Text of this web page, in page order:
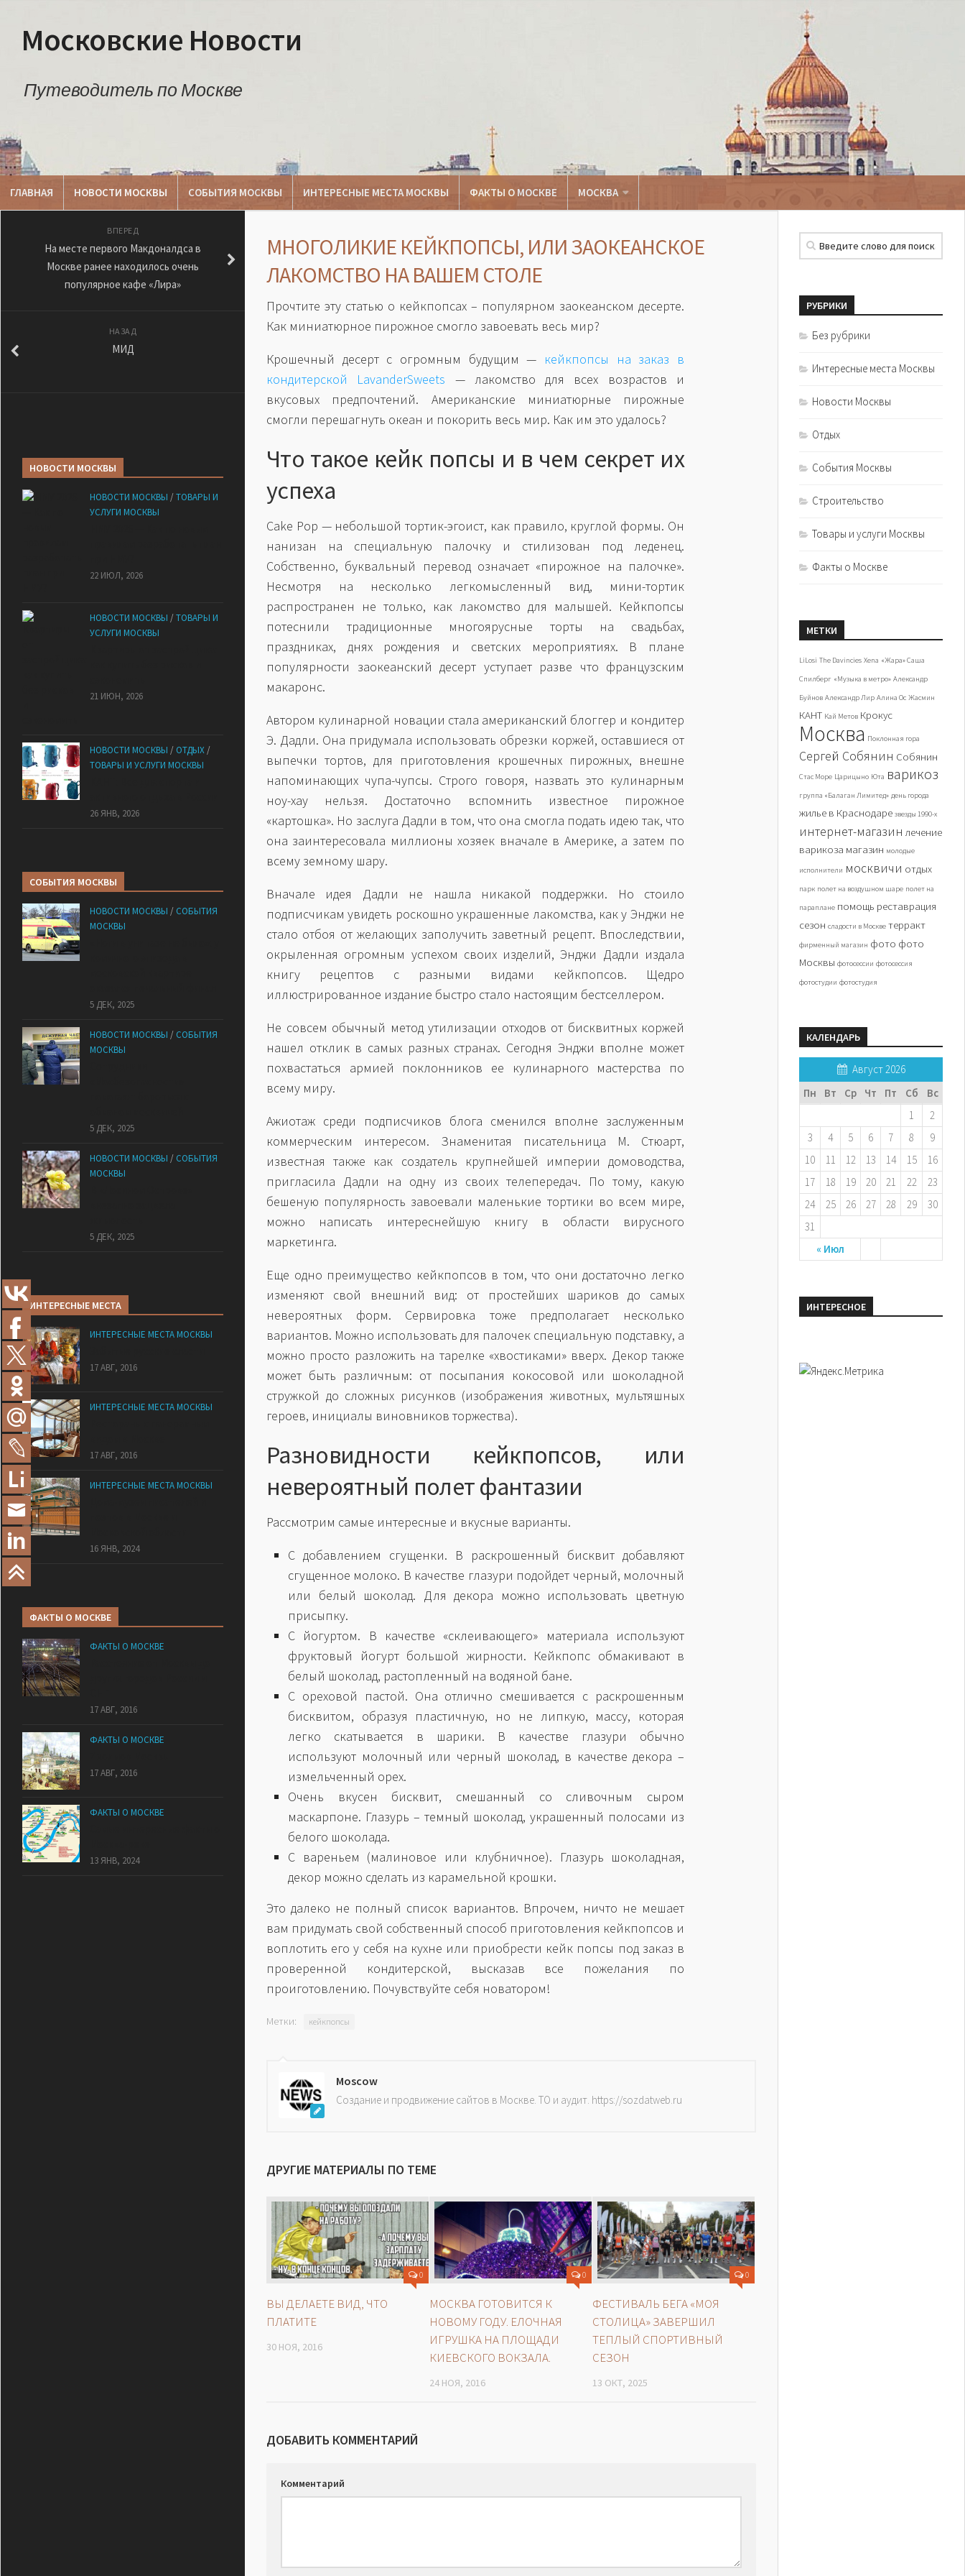
Московские Новости
Путеводитель по Москве
ГЛАВНАЯ НОВОСТИ МОСКВЫ СОБЫТИЯ МОСКВЫ ИНТЕРЕСНЫЕ МЕСТА МОСКВЫ ФАКТЫ О МОСКВЕ МОСКВА
МНОГОЛИКИЕ КЕЙКПОПСЫ, ИЛИ ЗАОКЕАНСКОЕ
ЛАКОМСТВО НА ВАШЕМ СТОЛЕ
Прочтите эту статью о кейкпопсах – популярном заокеанском десерте.
Как миниатюрное пирожное смогло завоевать весь мир?
Крошечный десерт с огромным будущим — кейкпопсы на заказ в
кондитерской LavanderSweets — лакомство для всех возрастов и
вкусовых предпочтений. Американские миниатюрные пирожные
смогли перешагнуть океан и покорить весь мир. Как им это удалось?
Что такое кейк попсы и в чем секрет их
успеха
Cake Pop — небольшой тортик-эгоист, как правило, круглой формы. Он
нанизан на специальную палочку и стилизован под леденец.
Собственно, буквальный перевод означает «пирожное на палочке».
Несмотря на несколько легкомысленный вид, мини-тортик
распространен не только, как лакомство для малышей. Кейкпопсы
потеснили традиционные многоярусные торты на свадьбах,
праздниках, днях рождения и светских мероприятиях. В плане
популярности заокеанский десерт уступает разве что французским
макаронс.
Автором кулинарной новации стала американский блоггер и кондитер
Э. Дадли. Она придумала использовать обрезки коржей, оставшиеся от
выпечки тортов, для приготовления крошечных пирожных, внешне
напоминающих чупа-чупсы. Строго говоря, назвать это кулинарным
ноу-хау нельзя. Достаточно вспомнить известное пирожное
«картошка». Но заслуга Дадли в том, что она смогла подать идею так, что
она заинтересовала миллионы хозяек вначале в Америке, а затем по
всему земному шару.
Вначале идея Дадли не нашла никакой поддержки. Но стоило
подписчикам увидеть роскошно украшенные лакомства, как у Энджи не
стало отбоя от желающих заполучить заветный рецепт. Впоследствии,
окрыленная огромным успехом своих изделий, Энджи Дадли издала
книгу рецептов с разными видами кейкпопсов. Щедро
иллюстрированное издание быстро стало настоящим бестселлером.
Не совсем обычный метод утилизации отходов от бисквитных коржей
нашел отклик в самых разных странах. Сегодня Энджи вполне может
похвастаться армией поклонников ее кулинарного мастерства по
всему миру.
Ажиотаж среди подписчиков блога сменился вполне заслуженным
коммерческим интересом. Знаменитая писательница М. Стюарт,
известная также как создатель крупнейшей империи домоводства,
пригласила Дадли на одну из своих телепередач. По тому, какую
бешеную популярность завоевали маленькие тортики во всем мире,
можно написать интереснейшую книгу в области вирусного
маркетинга.
Еще одно преимущество кейкпопсов в том, что они достаточно легко
изменяют свой внешний вид: от простейших шариков до самых
невероятных форм. Сервировка тоже предполагает несколько
вариантов. Можно использовать для палочек специальную подставку, а
можно просто разложить на тарелке «хвостиками» вверх. Декор также
может быть различным: от посыпания кокосовой или шоколадной
стружкой до сложных рисунков (изображения животных, мультяшных
героев, инициалы виновников торжества).
Разновидности кейкпопсов, или
невероятный полет фантазии
Рассмотрим самые интересные и вкусные варианты.
С добавлением сгущенки. В раскрошенный бисквит добавляют
сгущенное молоко. В качестве глазури подойдет черный, молочный
или белый шоколад. Для декора можно использовать цветную
присыпку.
С йогуртом. В качестве «склеивающего» материала используют
фруктовый йогурт большой жирности. Кейкпопс обмакивают в
белый шоколад, растопленный на водяной бане.
С ореховой пастой. Она отлично смешивается с раскрошенным
бисквитом, образуя пластичную, но не липкую, массу, которая
легко скатывается в шарики. В качестве глазури обычно
используют молочный или черный шоколад, в качестве декора –
измельченный орех.
Очень вкусен бисквит, смешанный со сливочным сыром
маскарпоне. Глазурь – темный шоколад, украшенный полосами из
белого шоколада.
С вареньем (малиновое или клубничное). Глазурь шоколадная,
декор можно сделать из карамельной крошки.
Это далеко не полный список вариантов. Впрочем, ничто не мешает
вам придумать свой собственный способ приготовления кейкпопсов и
воплотить его у себя на кухне или приобрести кейк попсы под заказ в
проверенной кондитерской, высказав все пожелания по
проиготовлению. Почувствуйте себя новатором!
Метки: кейкпопсы
Moscow
Создание и продвижение сайтов в Москве. ТО и аудит. https://sozdatweb.ru
ДРУГИЕ МАТЕРИАЛЫ ПО ТЕМЕ
0
ВЫ ДЕЛАЕТЕ ВИД, ЧТО
ПЛАТИТЕ
30 НОЯ, 2016
0
МОСКВА ГОТОВИТСЯ К
НОВОМУ ГОДУ. ЕЛОЧНАЯ
ИГРУШКА НА ПЛОЩАДИ
КИЕВСКОГО ВОКЗАЛА.
24 НОЯ, 2016
0
ФЕСТИВАЛЬ БЕГА «МОЯ
СТОЛИЦА» ЗАВЕРШИЛ
ТЕПЛЫЙ СПОРТИВНЫЙ
СЕЗОН
13 ОКТ, 2025
ДОБАВИТЬ КОММЕНТАРИЙ
Комментарий
ВПЕРЕД
На месте первого Макдоналдса в
Москве ранее находилось очень
популярное кафе «Лира»
НАЗАД
МИД
НОВОСТИ МОСКВЫ
НОВОСТИ МОСКВЫ /ТОВАРЫ И
УСЛУГИ МОСКВЫ
22 ИЮЛ, 2026
НОВОСТИ МОСКВЫ /ТОВАРЫ И
УСЛУГИ МОСКВЫ
21 ИЮН, 2026
НОВОСТИ МОСКВЫ / ОТДЫХ /
ТОВАРЫ И УСЛУГИ МОСКВЫ
26 ЯНВ, 2026
СОБЫТИЯ МОСКВЫ
НОВОСТИ МОСКВЫ / СОБЫТИЯ
МОСКВЫ
5 ДЕК, 2025
НОВОСТИ МОСКВЫ / СОБЫТИЯ
МОСКВЫ
5 ДЕК, 2025
НОВОСТИ МОСКВЫ / СОБЫТИЯ
МОСКВЫ
5 ДЕК, 2025
ИНТЕРЕСНЫЕ МЕСТА
ИНТЕРЕСНЫЕ МЕСТА МОСКВЫ
17 АВГ, 2016
ИНТЕРЕСНЫЕ МЕСТА МОСКВЫ
17 АВГ, 2016
ИНТЕРЕСНЫЕ МЕСТА МОСКВЫ
16 ЯНВ, 2024
ФАКТЫ О МОСКВЕ
ФАКТЫ О МОСКВЕ
17 АВГ, 2016
ФАКТЫ О МОСКВЕ
17 АВГ, 2016
ФАКТЫ О МОСКВЕ
13 ЯНВ, 2024
РУБРИКИ
Без рубрики
Интересные места Москвы
Новости Москвы
Отдых
События Москвы
Строительство
Товары и услуги Москвы
Факты о Москве
МЕТКИ
LiLosi The Davincies Xena «Жара» Саша
Спилберг «Музыка в метро» Александр
Буйнов Александр Лир Алина Ос Жасмин
КАНТ Кай Метов Крокус
Москва Поклонная гора
Сергей Собянин Собянин
Стас Море Царицыно Юта варикоз
группа «Балаган Лимитед» день города
жилье в Краснодаре звезды 1990-х
интернет-магазин лечение
варикоза магазин молодые
исполнители москвичи отдых
парк полет на воздушном шаре полет на
параплане помощь реставрация
сезон сладости в Москве терракт
фирменный магазин фото фото
Москвы фотосессии фотосессия
фотостудии фотостудия
КАЛЕНДАРЬ
Август 2026
Пн
Вт Ср Чт Пт Сб Вс
« Июл
1
2
3
4 5 6 7 8
9
10
11 12 13 14 15
16
17
18 19 20 21 22
23
24
25 26 27 28 29
30
31
ИНТЕРЕСНОЕ